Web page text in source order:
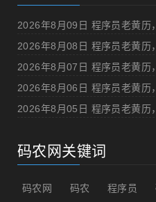
2026年8月09日 程序员老黄历
2026年8月08日 程序员老黄历
2026年8月05日 程序员老黄历
码农网关键词
码农网 码农 程序员